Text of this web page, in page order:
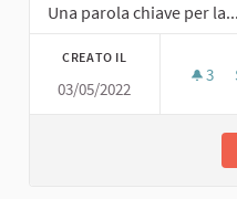
Una parola chiave per la...
CREATO IL
03/05/2022
3